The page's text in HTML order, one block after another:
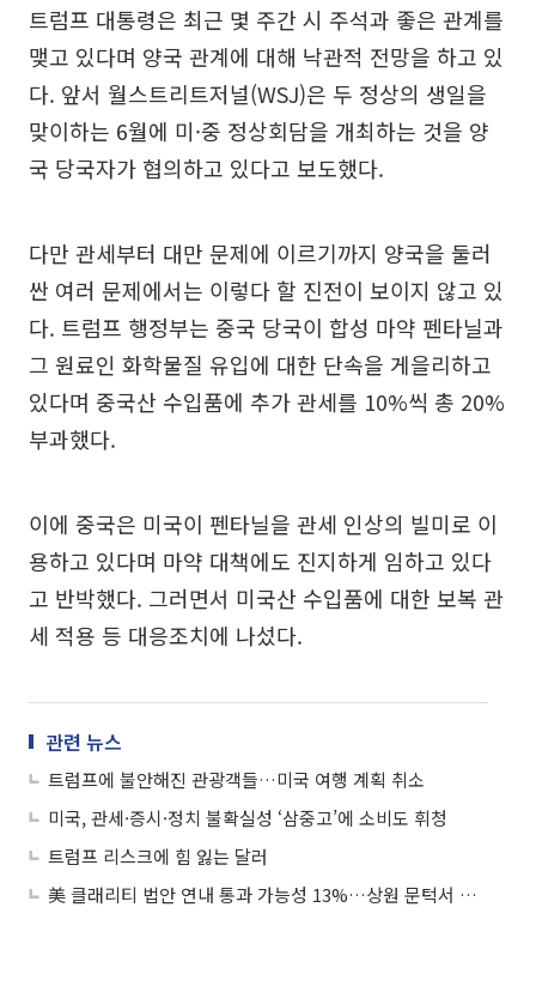
트럼프 대통령은 최근 몇 주간 시 주석과 좋은 관계를
맺고 있다며 양국 관계에 대해 낙관적 전망을 하고 있
다. 앞서 월스트리트저널(WSJ)은 두 정상의 생일을
맞이하는 6월에 미·중 정상회담을 개최하는 것을 양
국 당국자가 협의하고 있다고 보도했다.
다만 관세부터 대만 문제에 이르기까지 양국을 둘러
싼 여러 문제에서는 이렇다 할 진전이 보이지 않고 있
다. 트럼프 행정부는 중국 당국이 합성 마약 펜타닐과
그 원료인 화학물질 유입에 대한 단속을 게을리하고
있다며 중국산 수입품에 추가 관세를 10%씩 총 20%
부과했다.
이에 중국은 미국이 펜타닐을 관세 인상의 빌미로 이
용하고 있다며 마약 대책에도 진지하게 임하고 있다
고 반박했다. 그러면서 미국산 수입품에 대한 보복 관
세 적용 등 대응조치에 나섰다.
관련 뉴스
트럼프에 불안해진 관광객들…미국 여행 계획 취소
미국, 관세·증시·정치 불확실성 ‘삼중고’에 소비도 휘청
트럼프 리스크에 힘 잃는 달러
美 클래리티 법안 연내 통과 가능성 13%…상원 문턱서 제동